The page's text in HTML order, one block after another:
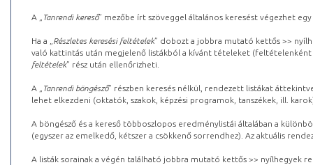
A „ Tanrendi kereső” mezőbe írt szöveggel általános keresést végezhet
Ha a „ Részletes keresési feltételek” dobozt a jobbra mutató kettős >>
való kattintás után megjelenő listákból a kívánt tételeket (feltételenként
feltételek” rész után ellenőrizheti.
A „ Tanrendi böngésző” részben keresés nélkül, rendezett listákat
lehet elkezdeni (oktatók, szakok, képzési programok, tanszékek, ill.
A böngésző és a kereső többoszlopos eredménylistái általában a
(egyszer az emelkedő, kétszer a csökkenő sorrendhez). Az aktuális
A listák sorainak a végén található jobbra mutató kettős >> nyílhegyek